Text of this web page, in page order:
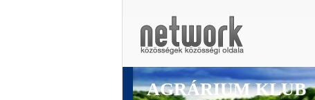
AGRÁRIUM KLUB